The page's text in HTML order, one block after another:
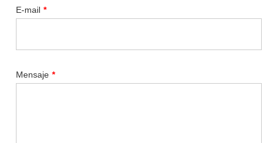
E-mail *
Mensaje *